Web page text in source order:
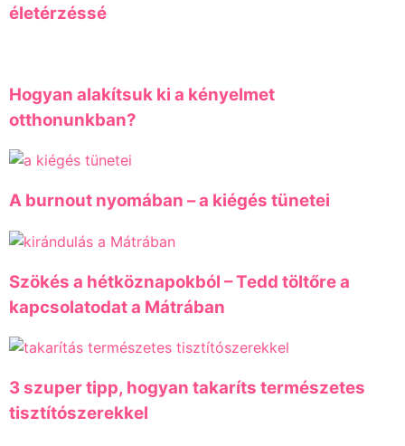
életérzéssé
Hogyan alakítsuk ki a kényelmet
otthonunkban?
A burnout nyomában – a kiégés tünetei
Szökés a hétköznapokból – Tedd töltőre a
kapcsolatodat a Mátrában
3 szuper tipp, hogyan takaríts természetes
tisztítószerekkel